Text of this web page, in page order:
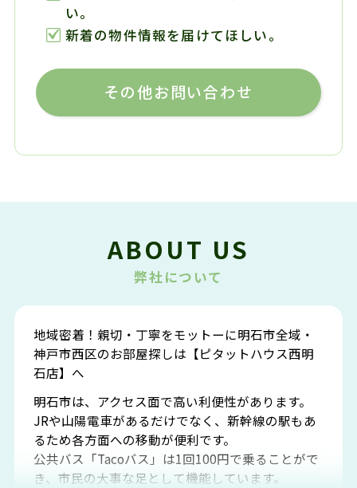
い。
新着の物件情報を届けてほしい。
その他お問い合わせ
ABOUT US
弊社について
地域密着！親切・丁寧をモットーに明石市全域・
神戸市西区のお部屋探しは【ピタットハウス西明
石店】へ
明石市は、アクセス面で高い利便性があります。
JRや山陽電車があるだけでなく、新幹線の駅もあ
るため各方面への移動が便利です。
公共バス「Tacoバス」は1回100円で乗ることがで
き、市民の大事な足として機能しています。